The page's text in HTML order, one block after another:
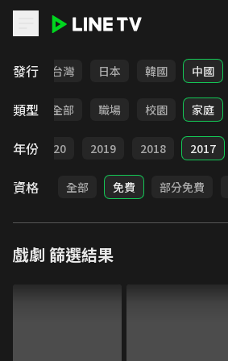
發行
全部 台灣 日本 韓國 中國
類型 全部 職場 校園 家庭
年份 2020 2019 2018 2017
資格 全部 免費 部分免費
戲劇 篩選結果